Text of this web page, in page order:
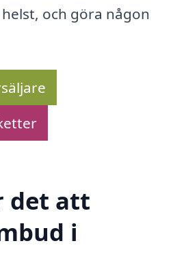
och göra någon
det att
i